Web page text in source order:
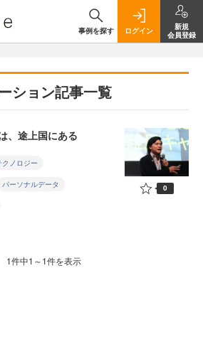
事例を探す ログイン
新規
会員登録
ション記事一覧
、途上国にある
ノロジー
パーソナルデータ 0
1件中1～1件を表示